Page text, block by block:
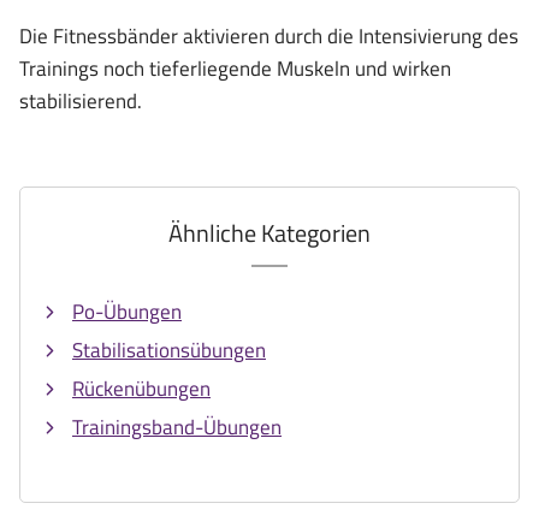
Die Fitnessbänder aktivieren durch die Intensivierung des
Trainings noch tieferliegende Muskeln und wirken
stabilisierend.
Ähnliche Kategorien
Po-Übungen
Stabilisationsübungen
Rückenübungen
Trainingsband-Übungen